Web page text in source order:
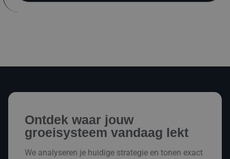
Ontdek waar jouw
groeisysteem vandaag lekt
We analyseren je huidige strategie en tonen exact